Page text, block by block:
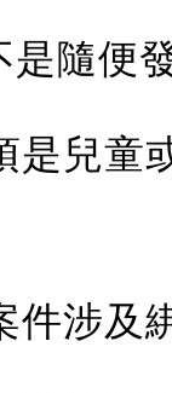
是隨便
是兒童
件涉及